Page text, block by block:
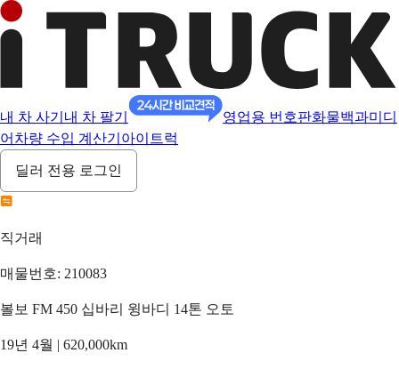
내 차 사기 내 차 팔기 영업용 번호판화물백과미디
어 차량 수입 계산기 아이트럭
딜러 전용 로그인
직거래
매물번호: 210083
볼보 FM 450 십바리 윙바디 14톤 오토
19년 4월 | 620,000km